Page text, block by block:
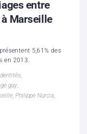
entre
Marseille
5,61% des
en 2013.
,
gay,
, Philippe Nurcia,